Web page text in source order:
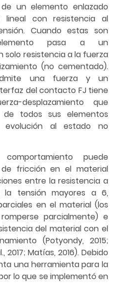
un elemento enlazado
con resistencia al
Cuando estas son
pasa a un
resistencia a la fuerza
(no cementado).
una fuerza y un
del contacto FJ tiene
desplazamiento que
todos sus elementos
al estado no
puede
fricción en el material
entre la resistencia a
tensión mayores a 6,
en el material (los
parcialmente) e
del material con el
(Potyondy, 2015;
2017; Matías, 2016). Debido
una herramienta para la
lo que se implementó en